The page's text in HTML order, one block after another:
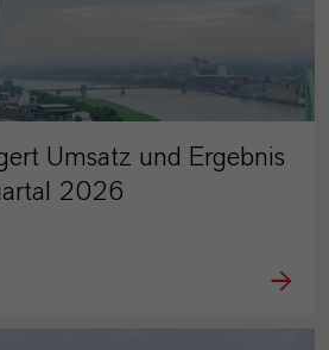
Umsatz und Ergebnis
2026